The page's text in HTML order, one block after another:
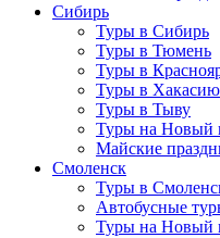
Сибирь
Туры в Сибирь
Туры в Тюмень
Туры в
Туры в Хакасию
Туры в Тыву
Туры на Новый
Майские
Смоленск
Туры в
Автобусные
Туры на Новый